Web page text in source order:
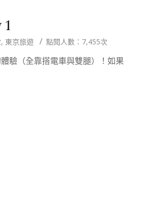
, 東京旅遊 點閱人數：7,455次
驗（全靠搭電車與雙腿）！如果